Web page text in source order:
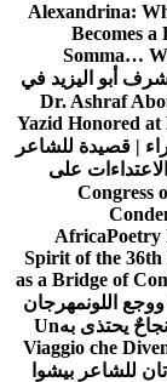
Alexandrina:
Becomes
Somma…
أبو اليزيد في
Dr. Ashraf
Yazid Honored at
| قصيدة للشاعر
على
Congress
AfricaPoetry
Spirit of the
as a Bridge of
اللونمهرجان
Un
Viaggio che
للشاعر بيشوا